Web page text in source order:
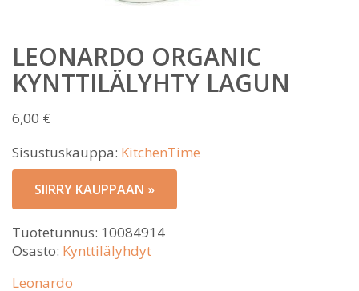
LEONARDO ORGANIC
KYNTTILÄLYHTY LAGUN
6,00 €
Sisustuskauppa: KitchenTime
SIIRRY KAUPPAAN »
Tuotetunnus: 10084914
Osasto: Kynttilälyhdyt
Leonardo